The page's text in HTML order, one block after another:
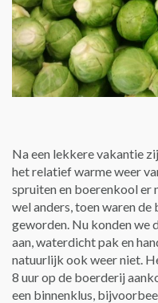
Na een lekkere vakantie
het relatief warme weer
spruiten en boerenkool er
wel anders, toen waren
geworden. Nu konden we
aan, waterdicht pak en
natuurlijk ook weer niet.
8 uur op de boerderij
een binnenklus,